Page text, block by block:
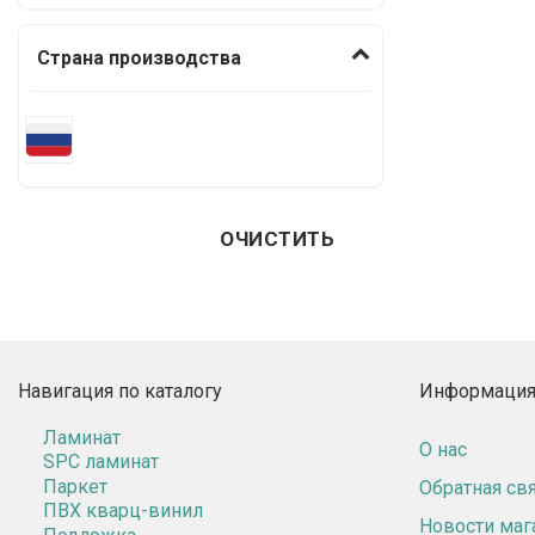
Страна производства
ОЧИСТИТЬ
Навигация по каталогу
Ламинат
SPC ламинат
Паркет
ПВХ кварц-винил
О нас
Обратная
Новости